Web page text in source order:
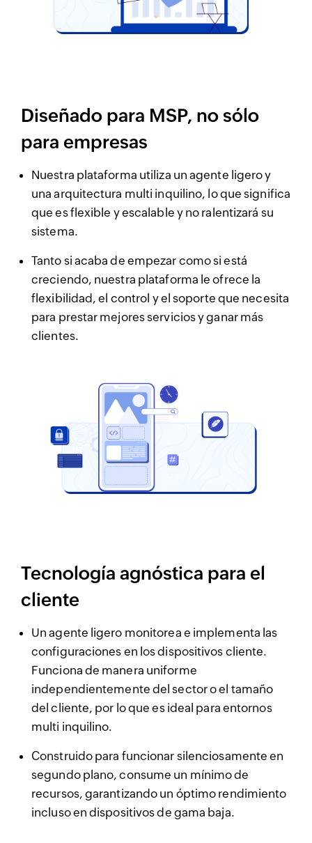
Diseñado para MSP, no sólo
para empresas
Nuestra plataforma utiliza un agente ligero y
una arquitectura multi inquilino, lo que significa
que es flexible y escalable y no ralentizará su
sistema.
Tanto si acaba de empezar como si está
creciendo, nuestra plataforma le ofrece la
flexibilidad, el control y el soporte que necesita
para prestar mejores servicios y ganar más
clientes.
Tecnología agnóstica para el
cliente
Un agente ligero monitorea e implementa las
configuraciones en los dispositivos cliente.
Funciona de manera uniforme
independientemente del sector o el tamaño
del cliente, por lo que es ideal para entornos
multi inquilino.
Construido para funcionar silenciosamente en
segundo plano, consume un mínimo de
recursos, garantizando un óptimo rendimiento
incluso en dispositivos de gama baja.